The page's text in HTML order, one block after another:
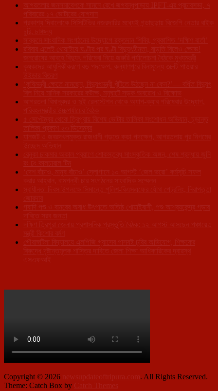
আগরতলার জনসমাবেশকে সামনে রেখে জগবন্ধুপাড়ায় IPFT-এর প্রচারসভা, ৭
পরিবারের ১৭ ভোটারের যোগদান
প্রকাশ্য দিবালোকে সিসিটিভির নজরদারির মধ্যেই গন্ডাছড়ায় বিজেপি নেতার বাইক
চুরি, চাঞ্চল্য
সাব্রুমে সাংবাদিক সংগঠনের উদ্যোগে রক্তদান শিবির, প্রকাশিত ‘দক্ষিণ বার্তা’
রবিবার এলেই খোয়াইয়ে ঘণ্টার পর ঘণ্টা বিদ্যুৎহীনতা, বাড়তি বিলেও ক্ষোভ!
জনরোষের আবহে বিদ্যুৎ পরিষেবা নিয়ে জরুরি পর্যালোচনা বৈঠকে মুখ্যমন্ত্রী
কৃষকদের আধুনিকীকরণে বড় পদক্ষেপ, কল্যাণপুরে বিনামূল্যে ৩৮টি পাওয়ার
উইডার বিতরণ
‘কৃষিমন্ত্রী ক্ষেতে নামছেন, বিদ্যুৎমন্ত্রী খুঁটিতে উঠছেন না কেন?’— বর্ধিত বিদ্যুৎ
বিল নিয়ে মানিক সরকারের কটাক্ষ, মনুঘাটে সড়ক অবরোধ ও বিক্ষোভ
আগরতলা বিমানবন্দর ও দুই রেলস্টেশন থেকে অ্যাপ-ক্যাব পরিষেবার উদ্যোগ,
পরিবহনমন্ত্রীর উচ্চপর্যায়ের বৈঠক
৫ সেপ্টেম্বর থেকে ত্রিপুরায় বিশেষ ভোটার তালিকা সংশোধন অভিযান, চূড়ান্ত
তালিকা প্রকাশ ২৩ ডিসেম্বর
যানজট ও জবরদখলমুক্ত রাজধানী গড়তে কড়া পদক্ষেপ, আগরতলায় পুর নিগমের
উচ্ছেদ অভিযান
রেনুকা চাকমার অকাল প্রয়াণে শোকস্তব্ধ সাংস্কৃতিক অঙ্গন, শেষ শ্রদ্ধায় জুনি
রং ঢং কালচারাল টিম
‘দেশ বাঁচাও, মানুষ বাঁচাও’ স্লোগানে ১০ আগস্ট ‘জেল ভরো’ কর্মসূচি সফল
করার আহ্বান, বামপন্থী চার সংগঠনের সাংবাদিক সম্মেলন
স্বাধীনতা দিবস উপলক্ষে সিমান্তে পুলিশ-বিএসএফের যৌথ পেট্রলিং, নিরাপত্তা
জোরদার
গবাদি পশু ও বানরের অবাধ উৎপাতে অতিষ্ঠ খোয়াইবাসী, পশু আশ্রয়কেন্দ্র গড়ার
দাবিতে সরব জনতা
দক্ষিণ ত্রিপুরা জেলায় প্রশাসনিক প্রস্তুতি বৈঠক: ১২ আগস্ট আসছেন পঞ্চায়েত
মন্ত্রী কিশোর বর্মণ
গৌরাঙ্গটিলা বিদ্যালয়ে এলপিজি গ্যাসের পাসবই চুরির অভিযোগ, শিক্ষকের
বিরুদ্ধে দৃষ্টান্তমূলক শাস্তির দাবিতে জেলা শিক্ষা আধিকারিকের দ্বারস্থ
এসএফআই
Copyright © 2026 newsupdateoftripura.com. All Rights Reserved.
Theme: Catch Box by Catch Themes